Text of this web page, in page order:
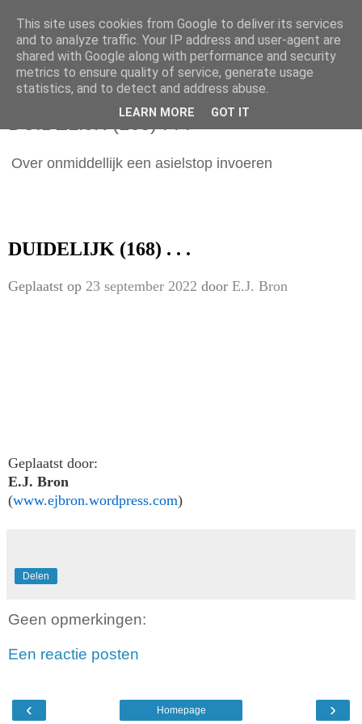
vrijdag 23 september 2022
DUIDELIJK (168) . . .
Over onmiddellijk een asielstop invoeren
DUIDELIJK (168) . . .
Geplaatst op 23 september 2022 door E.J. Bron
Geplaatst door:
E.J. Bron
(www.ejbron.wordpress.com)
Delen
Geen opmerkingen:
Een reactie posten
‹ ›
Homepage
This site uses cookies from Google to deliver its services
and to analyze traffic. Your IP address and user-agent are
shared with Google along with performance and security
metrics to ensure quality of service, generate usage
statistics, and to detect and address abuse.
LEARN MORE GOT IT